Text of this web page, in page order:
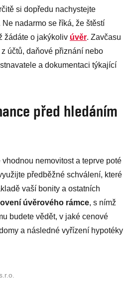
si dopředu nachystejte
nadarmo se říká, že štěstí
žádáte o jakýkoliv úvěr. Zavčasu
účtů, daňové přiznání nebo
a dokumentaci týkající
před hledáním
nemovitost a teprve poté
předběžné schválení, které
vaší bonity a ostatních
úvěrového rámce, s nímž
budete vědět, v jaké cenové
a následné vyřízení hypotéky